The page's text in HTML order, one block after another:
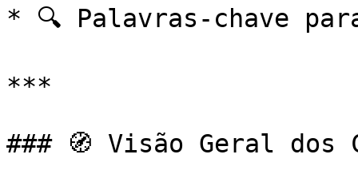
* 🔍 Palavras-chave
***
### 🧭 Visão Geral dos